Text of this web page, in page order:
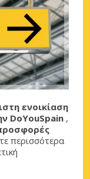
ενοικίαση
DoYouSpain ,
περισσότερα